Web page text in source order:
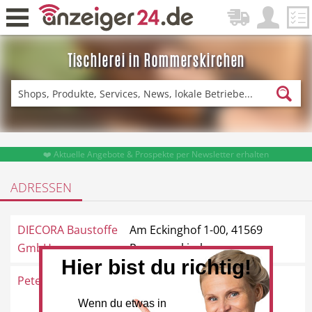
Tischlerei in Rommerskirchen
Zurück
Fitness & Sport
DE-News News
❤️ Aktuelle Angebote & Prospekte per Newsletter erhalten
ADRESSEN
DIECORA Baustoffe
GmbH
Am Eckinghof 1-00, 41569
Rommerskirchen
Peter Allroggen
Am Goldberg 10, 41569
Rommerskirchen
Hier bist du richtig!
Wenn du etwas in